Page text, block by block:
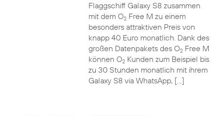
Flaggschiff Galaxy S8 zusammen
mit dem O2Free M zu einem
besonders attraktiven Preis von
knapp 40 Euro monatlich. Dank des
großen Datenpakets des O2Free M
können O2Kunden zum Beispiel bis
zu 30 Stunden monatlich mit ihrem
Galaxy S8 via WhatsApp, […]